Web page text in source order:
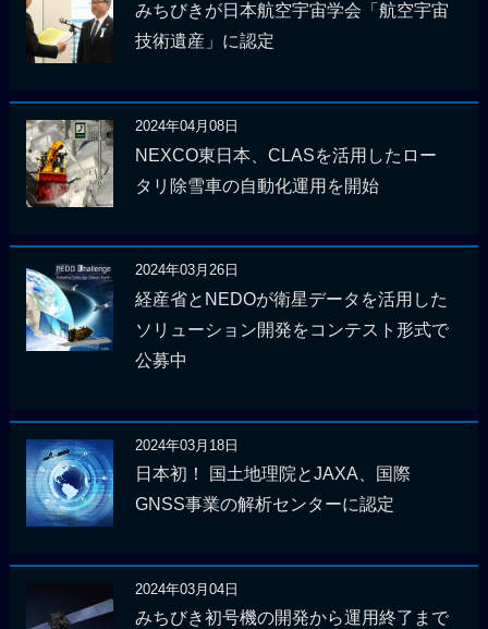
みちびきが日本航空宇宙学会「航空宇宙
技術遺産」に認定
2024年04月08日
NEXCO東日本、CLASを活用したロー
タリ除雪車の自動化運用を開始
2024年03月26日
経産省とNEDOが衛星データを活用した
ソリューション開発をコンテスト形式で
公募中
2024年03月18日
日本初！ 国土地理院とJAXA、国際
GNSS事業の解析センターに認定
2024年03月04日
みちびき初号機の開発から運用終了まで